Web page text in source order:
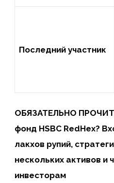
Последний участник
ОБЯЗАТЕЛЬНО
фонд HSBC RedHex?
лакхов рупий,
нескольких активов и
инвесторам